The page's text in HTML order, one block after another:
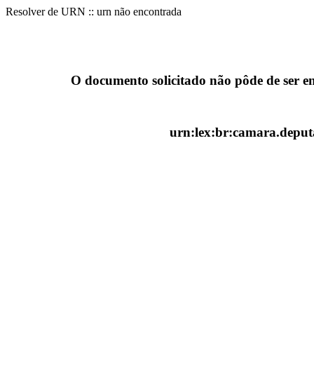
Resolver de URN :: urn não encontrada
O documento solicitado não pôde de ser